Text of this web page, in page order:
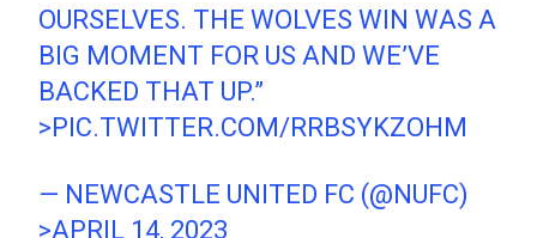
OURSELVES. THE WOLVES WIN WAS A
BIG MOMENT FOR US AND WE’VE
BACKED THAT UP.”
>PIC.TWITTER.COM/RRBSYKZOHM
— NEWCASTLE UNITED FC (@NUFC)
>APRIL 14, 2023